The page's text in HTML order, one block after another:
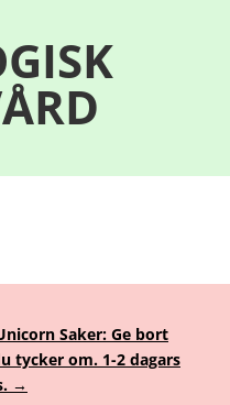
Saker: Ge bort
tycker om. 1-2 dagars
→